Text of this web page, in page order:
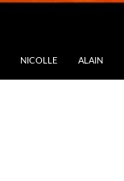
NICOLLE ALAIN